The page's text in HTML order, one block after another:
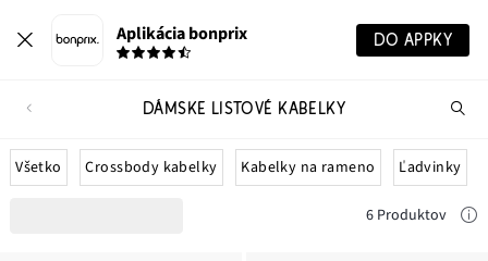
Aplikácia bonprix DO APPKY
DÁMSKE LISTOVÉ KABELKY
Všetko Crossbody kabelky Kabelky na rameno Ľadvinky
6 Produktov